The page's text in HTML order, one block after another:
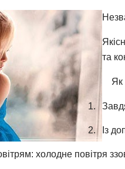
та
Як
Із
холодне повітря